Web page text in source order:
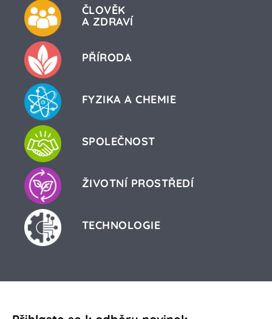
ČLOVĚK
A ZDRAVÍ
PŘÍRODA
FYZIKA A CHEMIE
SPOLEČNOST
ŽIVOTNÍ PROSTŘEDÍ
TECHNOLOGIE